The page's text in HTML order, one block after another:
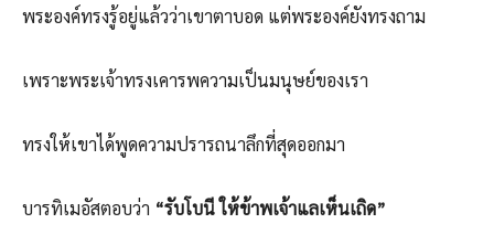
พระองค์ทรงรู้อยู่แล้วว่าเขาตาบอด แต่พระองค์ยังทรงถาม
เพราะพระเจ้าทรงเคารพความเป็นมนุษย์ของเรา
ทรงให้เขาได้พูดความปรารถนาลึกที่สุดออกมา
บารทิเมอัสตอบว่า “รับโบนี ให้ข้าพเจ้าแลเห็นเถิด”